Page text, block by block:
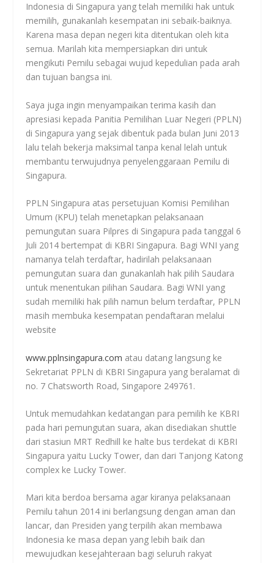
Indonesia di Singapura yang telah memiliki hak untuk
memilih, gunakanlah kesempatan ini sebaik-baiknya.
Karena masa depan negeri kita ditentukan oleh kita
semua. Marilah kita mempersiapkan diri untuk
mengikuti Pemilu sebagai wujud kepedulian pada arah
dan tujuan bangsa ini.
Saya juga ingin menyampaikan terima kasih dan
apresiasi kepada Panitia Pemilihan Luar Negeri (PPLN)
di Singapura yang sejak dibentuk pada bulan Juni 2013
lalu telah bekerja maksimal tanpa kenal lelah untuk
membantu terwujudnya penyelenggaraan Pemilu di
Singapura.
PPLN Singapura atas persetujuan Komisi Pemilihan
Umum (KPU) telah menetapkan pelaksanaan
pemungutan suara Pilpres di Singapura pada tanggal 6
Juli 2014 bertempat di KBRI Singapura. Bagi WNI yang
namanya telah terdaftar, hadirilah pelaksanaan
pemungutan suara dan gunakanlah hak pilih Saudara
untuk menentukan pilihan Saudara. Bagi WNI yang
sudah memiliki hak pilih namun belum terdaftar, PPLN
masih membuka kesempatan pendaftaran melalui
website
www.pplnsingapura.com atau datang langsung ke
Sekretariat PPLN di KBRI Singapura yang beralamat di
no. 7 Chatsworth Road, Singapore 249761.
Untuk memudahkan kedatangan para pemilih ke KBRI
pada hari pemungutan suara, akan disediakan shuttle
dari stasiun MRT Redhill ke halte bus terdekat di KBRI
Singapura yaitu Lucky Tower, dan dari Tanjong Katong
complex ke Lucky Tower.
Mari kita berdoa bersama agar kiranya pelaksanaan
Pemilu tahun 2014 ini berlangsung dengan aman dan
lancar, dan Presiden yang terpilih akan membawa
Indonesia ke masa depan yang lebih baik dan
mewujudkan kesejahteraan bagi seluruh rakyat